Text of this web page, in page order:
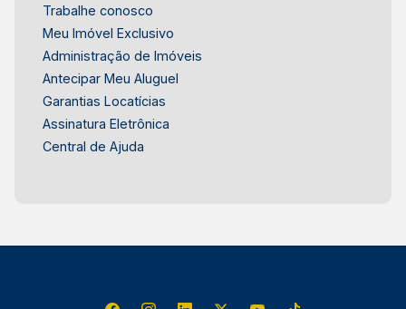
Trabalhe conosco
Meu Imóvel Exclusivo
Administração de Imóveis
Antecipar Meu Aluguel
Garantias Locatícias
Assinatura Eletrônica
Central de Ajuda